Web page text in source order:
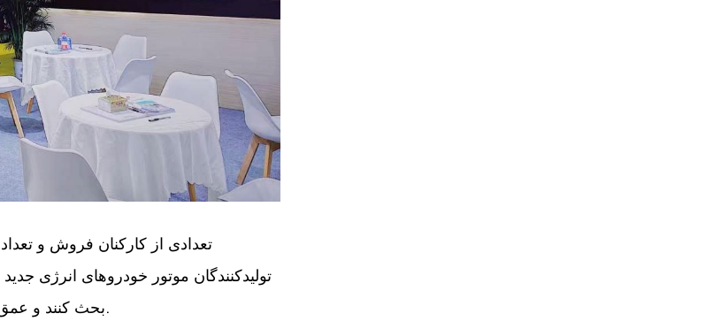
تولیدکنندگان موتور خودروهای انرژی
بحث کنند و عمق استراتژیک آینده همکاری بین دو طرف را بیشتر بررسی کنند.